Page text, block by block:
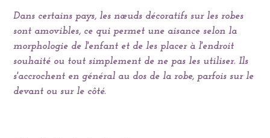
Dans certains pays, les nœuds décoratifs sur les robes
sont amovibles, ce qui permet une aisance selon la
morphologie de l'enfant et de les placer à l'endroit
souhaité ou tout simplement de ne pas les utiliser. Ils
s'accrochent en général au dos de la robe, parfois sur le
devant ou sur le côté.